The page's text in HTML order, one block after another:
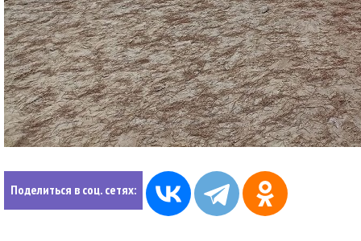
Поделиться в соц. сетях: